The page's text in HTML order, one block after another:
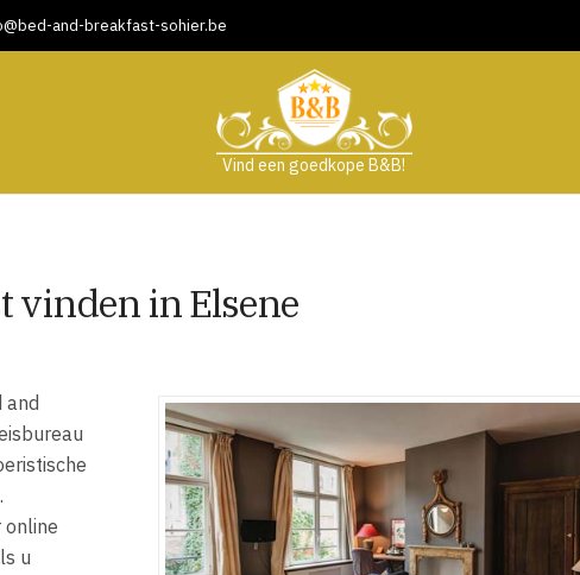
and-breakfast-sohier.be
Vind een goedkope B&B!
vinden in Elsene
and
online
u